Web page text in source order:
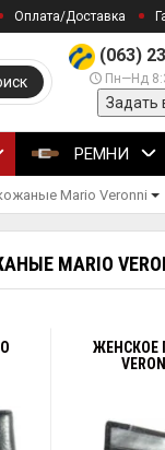
Оплата/Доставка
(063)
Пн—Нд
Задать
РЕМНИ
Mario Veronni
MARIO
ЖЕНСКОЕ